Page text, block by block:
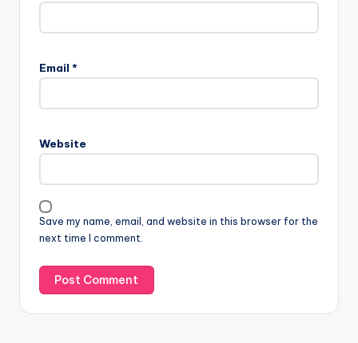
Email *
Website
Save my name, email, and website in this browser for the
next time I comment.